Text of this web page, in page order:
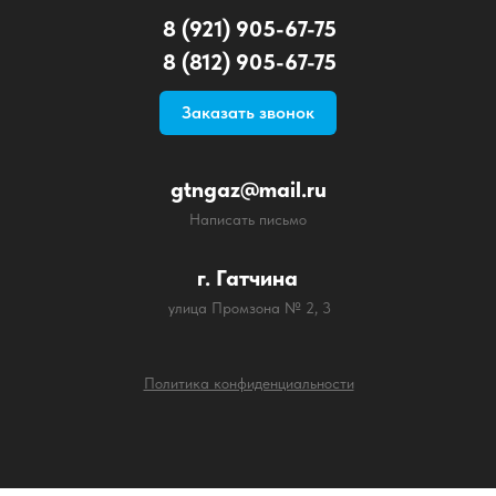
Заказать звонок
8 (812) 905-67-75
улица Промзона № 2, 3
gtngaz@mail.ru
г. Гатчина
Написать письмо
8 (921) 905-67-75
Политика конфиденциальности